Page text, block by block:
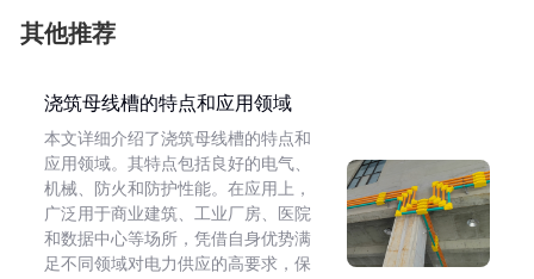
其他推荐
浇筑母线槽的特点和应用领域
本文详细介绍了浇筑母线槽的特点和
应用领域。其特点包括良好的电气、
机械、防火和防护性能。在应用上，
广泛用于商业建筑、工业厂房、医院
和数据中心等场所，凭借自身优势满
足不同领域对电力供应的高要求，保